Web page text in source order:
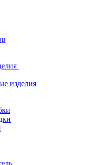
изделия